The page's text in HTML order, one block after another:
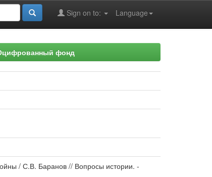
Language
Sign on to:
фонд
/ С.В. Баранов // Вопросы истории. -